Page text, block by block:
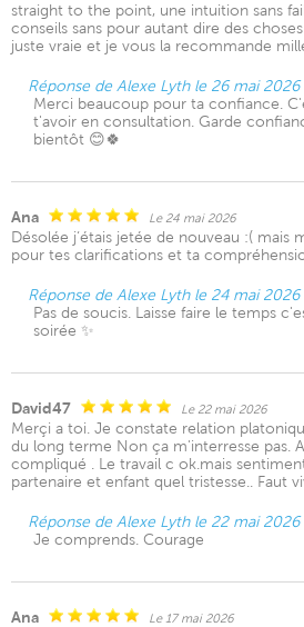
straight to the point, une intuition sans
conseils sans pour autant dire des
juste vraie et je vous la recommande
Réponse de Alexe Lyth le 26 mai 2026
Merci beaucoup pour ta confiance.
t'avoir en consultation. Garde
bientôt 😊🍀
Ana Le 24 mai 2026
Désolée j‘étais jetée de nouveau :( mais
pour tes clarifications et ta
Réponse de Alexe Lyth le 24 mai 2026
Pas de soucis. Laisse faire le temps
soirée ✨
David47 Le 22 mai 2026
Merçi a toi. Je constate relation
du long terme Non ça m'interresse pas.
compliqué . Le travail c ok.mais
partenaire et enfant quel tristesse.. Faut
Réponse de Alexe Lyth le 22 mai 2026
Je comprends. Courage
Ana Le 17 mai 2026